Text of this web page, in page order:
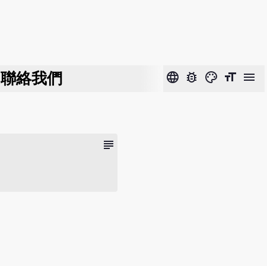
聯絡我們 language bug_report color_lens format_size menu
subject